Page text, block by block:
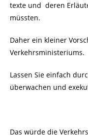
texte und deren
müssten.
Daher ein kleiner
Verkehrsministeriums.
Lassen Sie einfach
überwachen und
Das würde die